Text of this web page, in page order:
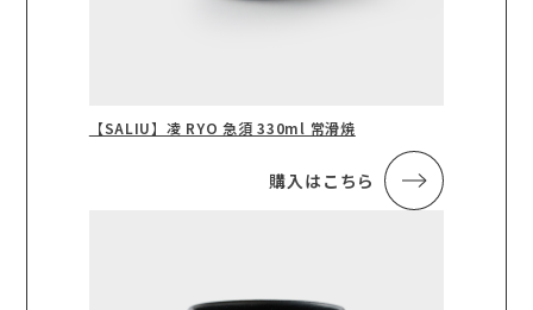
【SALIU】凌 RYO 急須 330ml 常滑焼
購入はこちら